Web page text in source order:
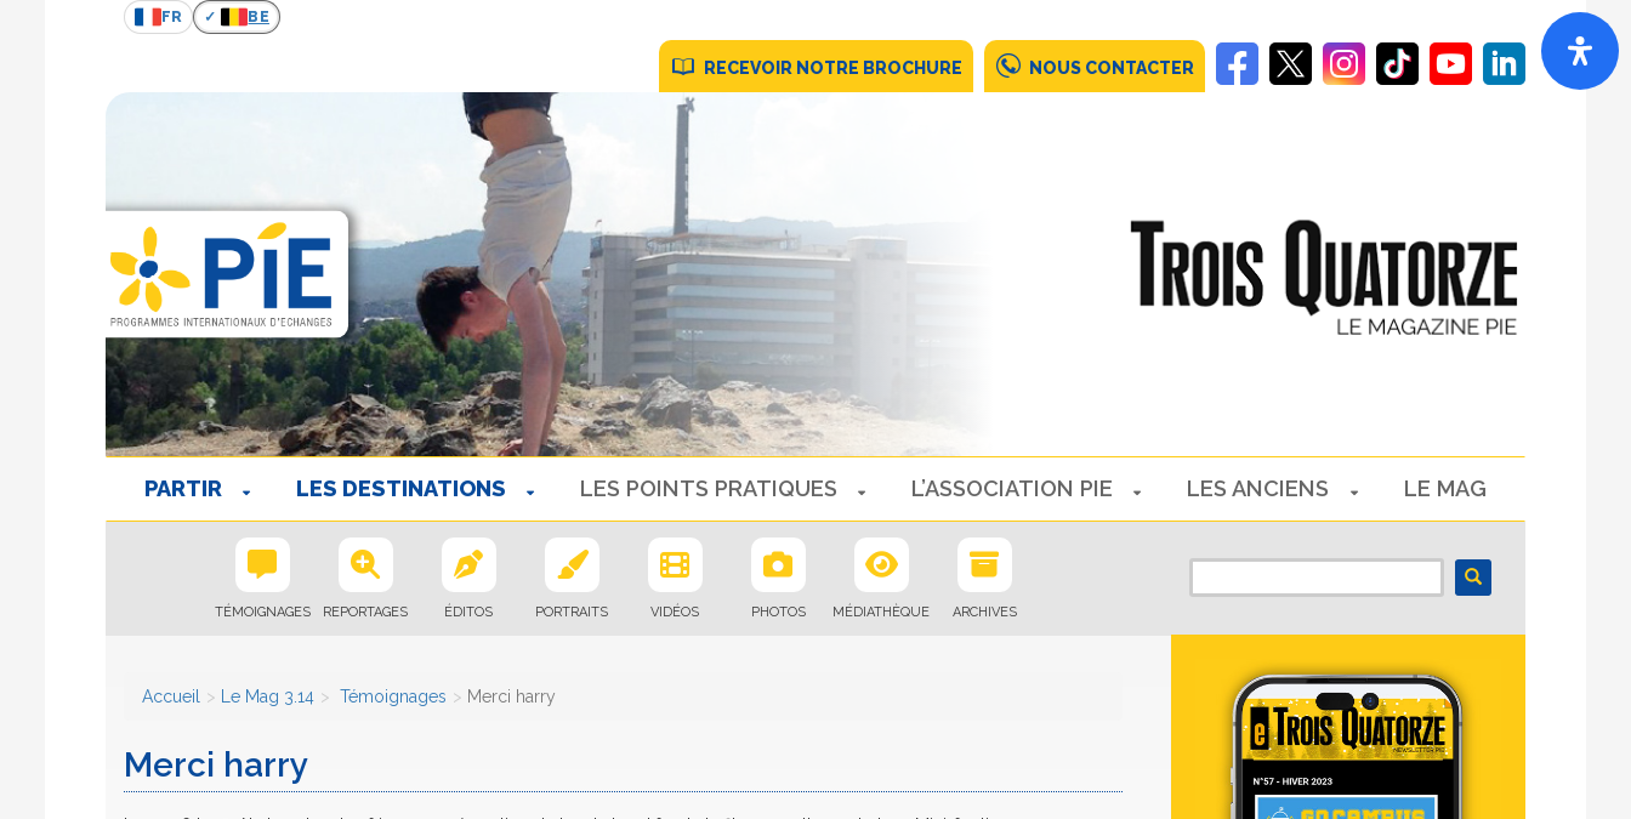
FR BE
RECEVOIR NOTRE BROCHURE NOUS CONTACTER
PARTIR LES DESTINATIONS LES POINTS PRATIQUES L’ASSOCIATION PIE LES ANCIENS LE MAG
TÉMOIGNAGES REPORTAGES ÉDITOS PORTRAITS VIDÉOS PHOTOS MÉDIATHÈQUE ARCHIVES
Accueil Le Mag 3.14 Témoignages Merci harry
Merci harry